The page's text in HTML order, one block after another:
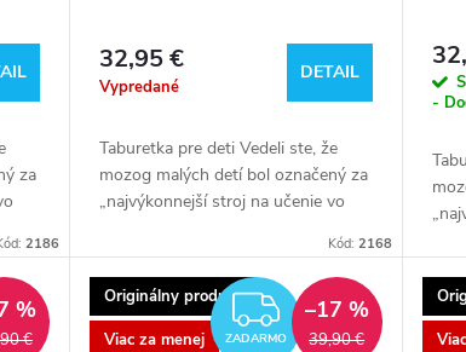
za
2186
32,95 €
Vypredané
DETAIL
Taburetka pre deti Vedeli ste, že
mozog malých detí bol označený za
„najvýkonnejší stroj na učenie vo
príchode na svet je pripravený učiť
sa...
Kód: 2168
-
sa...
€
%
Originálny produkt
Viac za menej
ZADARMO
ZADARMO 39,90 €
–17 %